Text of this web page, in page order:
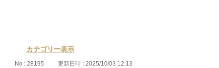
カテゴリー表示
No : 28195 更新日時 : 2025/10/03 12:13